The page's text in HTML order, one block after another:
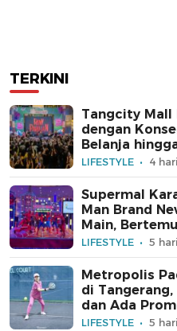
TERKINI
Tangcity Mall
dengan
Belanja
LIFESTYLE 4
Supermal
Man Brand
Main,
LIFESTYLE 5
Metropolis
di Tangerang,
dan Ada
LIFESTYLE 5